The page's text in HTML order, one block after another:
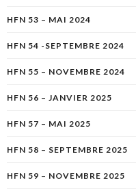
HFN 53 – MAI 2024
HFN 54 -SEPTEMBRE 2024
HFN 55 – NOVEMBRE 2024
HFN 56 – JANVIER 2025
HFN 57 – MAI 2025
HFN 58 – SEPTEMBRE 2025
HFN 59 – NOVEMBRE 2025